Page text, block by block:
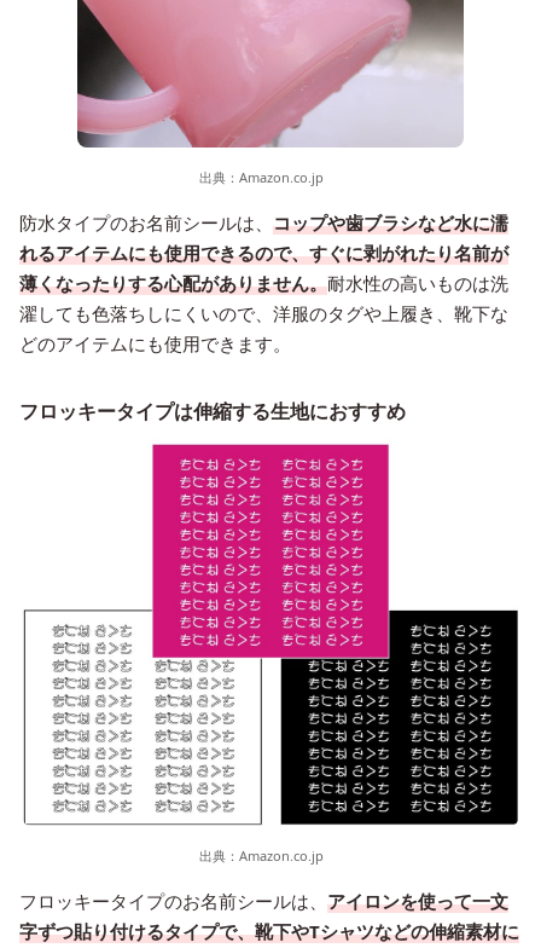
出典： Amazon.co.jp
防水タイプのお名前シールは、 コップや歯ブラシなど水に濡
れるアイテムにも使用できるので、すぐに剥がれたり名前が
薄くなったりする心配がありません。耐水性の高いものは洗
濯しても色落ちしにくいので、洋服のタグや上履き、靴下な
どのアイテムにも使用できます。
フロッキータイプは伸縮する生地におすすめ
出典： Amazon.co.jp
フロッキータイプのお名前シールは、 アイロンを使って一文
字ずつ貼り付けるタイプで、靴下やTシャツなどの伸縮素材に